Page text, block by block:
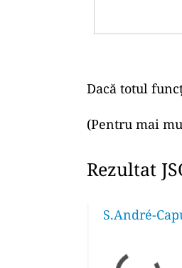
Dacă totul
(Pentru mai
Rezultat
S.André-